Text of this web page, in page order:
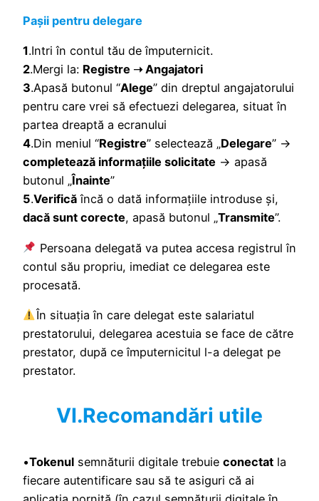
Pașii pentru delegare
1.Intri în contul tău de împuternicit.
2.Mergi la: Registre ➝ Angajatori
3.Apasă butonul “Alege” din dreptul angajatorului
pentru care vrei să efectuezi delegarea, situat în
partea dreaptă a ecranului
4.Din meniul “Registre” selectează „Delegare” →
completează informațiile solicitate → apasă
butonul „Înainte”
5.Verifică încă o dată informațiile introduse și,
dacă sunt corecte, apasă butonul „Transmite”.
Persoana delegată va putea accesa registrul în
contul său propriu, imediat ce delegarea este
procesată.
În situația în care delegat este salariatul
prestatorului, delegarea acestuia se face de către
prestator, după ce împuternicitul l-a delegat pe
prestator.
VI.Recomandări utile
•Tokenul semnăturii digitale trebuie conectat la
fiecare autentificare sau să te asiguri că ai